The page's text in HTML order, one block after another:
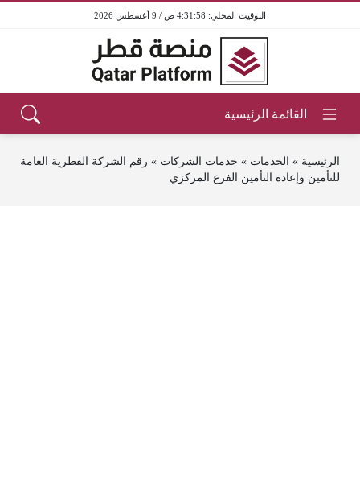
4:31:58 ص / 9 أغسطس 2026
الرئيسية » الخدمات » خدمات الشركات » رقم الشركة القطرية العامة
للتأمين وإعادة التأمين الفرع المركزي